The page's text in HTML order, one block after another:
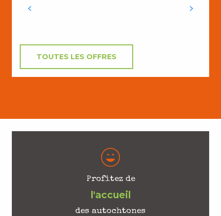
TOUTES LES OFFRES
Profitez de
l'accueil
des autochtones